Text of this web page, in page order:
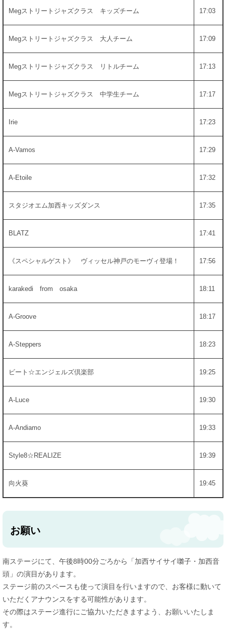
Megストリートジャズクラス キッズチーム 17:03
Megストリートジャズクラス 大人チーム 17:09
Megストリートジャズクラス リトルチーム 17:13
Megストリートジャズクラス 中学生チーム 17:17
Irie 17:23
A-Vamos 17:29
A-Etoile 17:32
スタジオエム加西キッズダンス 17:35
BLATZ 17:41
《スペシャルゲスト》 ヴィッセル神戸のモーヴィ登場！ 17:56
karakedi from osaka 18:11
A-Groove 18:17
A-Steppers 18:23
ビート☆エンジェルズ倶楽部 19:25
A-Luce 19:30
A-Andiamo 19:33
Style8☆REALIZE 19:39
向火葵 19:45
お願い
南ステージにて、午後8時00分ごろから「加西サイサイ囃子・加西音
頭」の演目があります。
ステージ前のスペースも使って演目を行いますので、お客様に動いて
いただくアナウンスをする可能性があります。
その際はステージ進行にご協力いただきますよう、お願いいたしま
す。